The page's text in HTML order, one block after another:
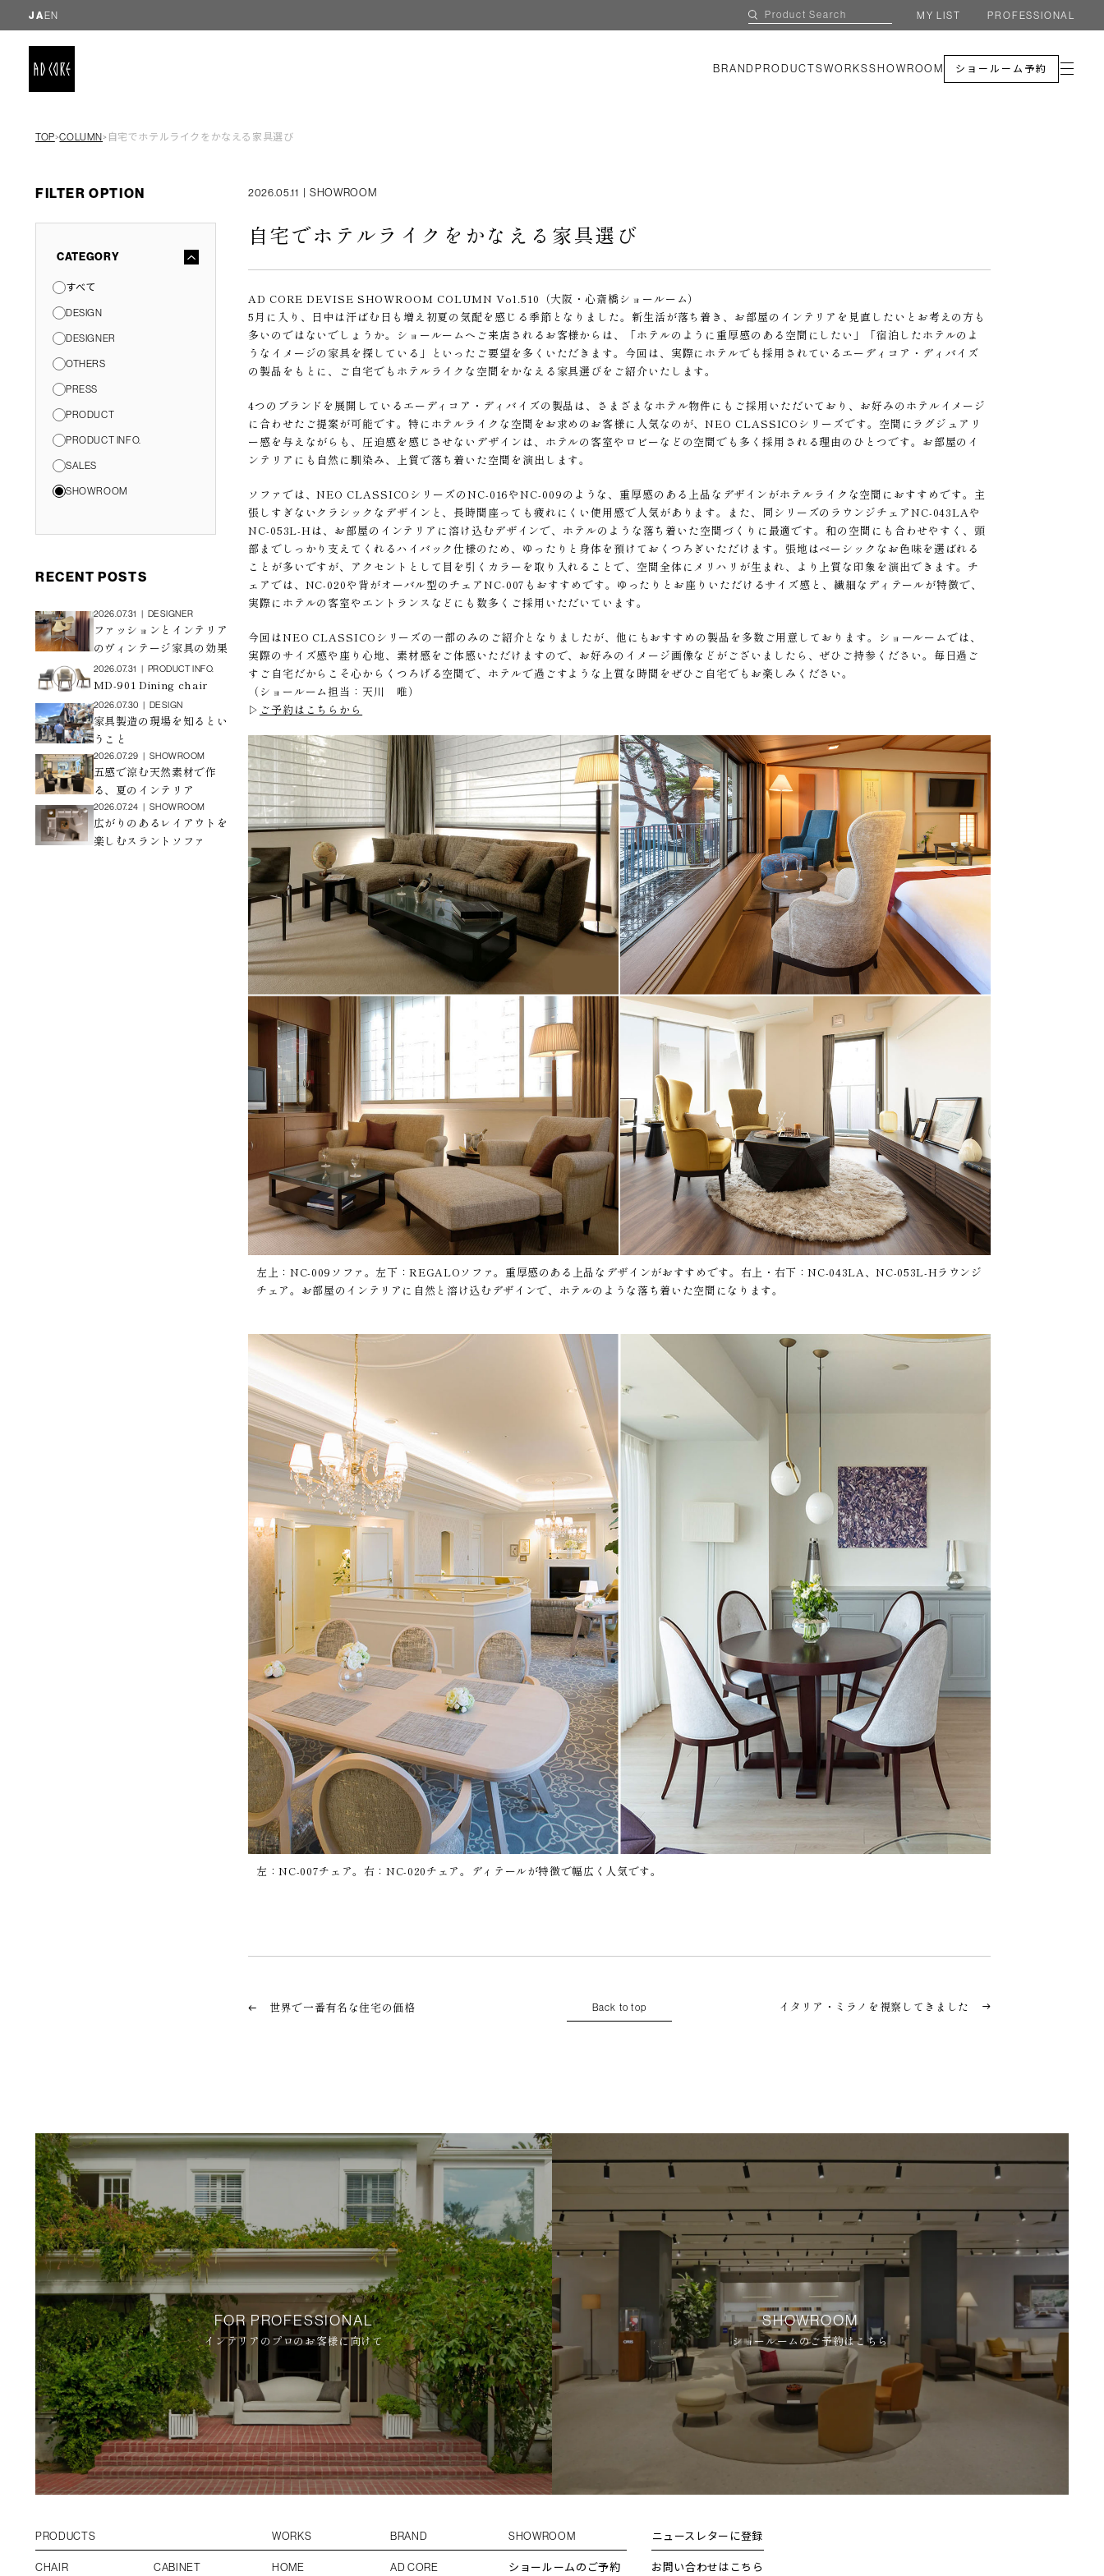
EN
JA MY LIST PROFESSIONAL
BRAND PRODUCTSWORKSSHOWROOM ショールーム予約
TOP＞COLUMN＞ 自宅でホテルライクをかなえる家具選び
FILTER OPTION
CATEGORY
すべて
DESIGN
DESIGNER
OTHERS
PRESS
PRODUCT
PRODUCT INFO.
SALES
SHOWROOM
RECENT POSTS
2026.07.31 | DESIGNER
ファッションとインテリア
のヴィンテージ家具の効果
2026.07.31 | PRODUCT INFO.
MD-901 Dining chair
2026.07.30 DESIGN
家具製造の現場を知るとい
うこと
2026.07.29 SHOWROOM
五感で涼む天然素材で作
る、夏のインテリア
2026.07.24 SHOWROOM
広がりのあるレイアウトを
楽しむスラントソファ
2026.05.11 SHOWROOM
自宅でホテルライクをかなえる家具選び
AD CORE DEVISE SHOWROOM COLUMN Vol.510（大阪・心斎橋ショールーム）
5月に入り、日中は汗ばむ日も増え初夏の気配を感じる季節となりました。新生活が落ち着き、お部屋のインテリアを見直したいとお考えの方も
多いのではないでしょうか。ショールームへご来店されるお客様からは、「ホテルのように重厚感のある空間にしたい」「宿泊したホテルのよ
うなイメージの家具を探している」といったご要望を多くいただきます。今回は、実際にホテルでも採用されているエーディコア・ディバイズ
の製品をもとに、ご自宅でもホテルライクな空間をかなえる家具選びをご紹介いたします。
4つのブランドを展開しているエーディコア・ディバイズの製品は、さまざまなホテル物件にもご採用いただいており、お好みのホテルイメージ
に合わせたご提案が可能です。特にホテルライクな空間をお求めのお客様に人気なのが、NEO CLASSICOシリーズです。空間にラグジュアリ
ー感を与えながらも、圧迫感を感じさせないデザインは、ホテルの客室やロビーなどの空間でも多く採用される理由のひとつです。お部屋のイ
ンテリアにも自然に馴染み、上質で落ち着いた空間を演出します。
ソファでは、NEO CLASSICOシリーズのNC-016やNC-009のような、重厚感のある上品なデザインがホテルライクな空間におすすめです。主
張しすぎないクラシックなデザインと、長時間座っても疲れにくい使用感で人気があります。また、同シリーズのラウンジチェアNC-043LAや
NC-053L-Hは、お部屋のインテリアに溶け込むデザインで、ホテルのような落ち着いた空間づくりに最適です。和の空間にも合わせやすく、頭
部までしっかり支えてくれるハイバック仕様のため、ゆったりと身体を預けておくつろぎいただけます。張地はベーシックなお色味を選ばれる
ことが多いですが、アクセントとして目を引くカラーを取り入れることで、空間全体にメリハリが生まれ、より上質な印象を演出できます。チ
ェアでは、NC-020や背がオーバル型のチェアNC-007もおすすめです。ゆったりとお座りいただけるサイズ感と、繊細なディテールが特徴で、
実際にホテルの客室やエントランスなどにも数多くご採用いただいています。
今回はNEO CLASSICOシリーズの一部のみのご紹介となりましたが、他にもおすすめの製品を多数ご用意しております。ショールームでは、
実際のサイズ感や座り心地、素材感をご体感いただけますので、お好みのイメージ画像などがございましたら、ぜひご持参ください。毎日過ご
すご自宅だからこそ心からくつろげる空間で、ホテルで過ごすような上質な時間をぜひご自宅でもお楽しみください。
（ショールーム担当：天川 唯）
▷ ご予約はこちらから
左上：NC-009ソファ。左下：REGALOソファ。重厚感のある上品なデザインがおすすめです。右上・右下：NC-043LA、NC-053L-Hラウンジ
チェア。お部屋のインテリアに自然と溶け込むデザインで、ホテルのような落ち着いた空間になります。
左：NC-007チェア。右：NC-020チェア。ディテールが特徴で幅広く人気です。
世界で一番有名な住宅の価格 Back to top イタリア・ミラノを視察してきました
FOR PROFESSIONAL
インテリアのプロのお客様に向けて
SHOWROOM
ショールームのご予約はこちら
PRODUCTS
CHAIR CABINET
WORKS
HOME
BRAND
AD CORE
SHOWROOM
ショールームのご予約
ニュースレターに登録
お問い合わせはこちら